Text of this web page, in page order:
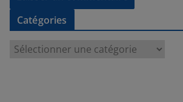
Catégories